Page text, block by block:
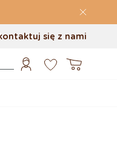
się z nami
Koszyk